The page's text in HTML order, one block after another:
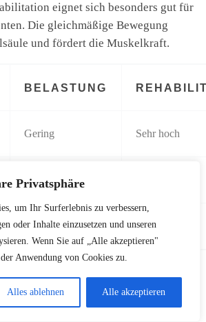
Privatsphäre
um Ihr Surferlebnis zu verbessern,
oder Inhalte einzusetzen und unseren
Wenn Sie auf „Alle akzeptieren"
Anwendung von Cookies zu.
Alles ablehnen Alle akzeptieren
eignet sich besonders gut für
Die gleichmäßige Bewegung
und fördert die Muskelkraft.
BELASTUNG
Gering Sehr hoch
Mittel
Niedrig Sehr hoch
Ganzkörpertraining